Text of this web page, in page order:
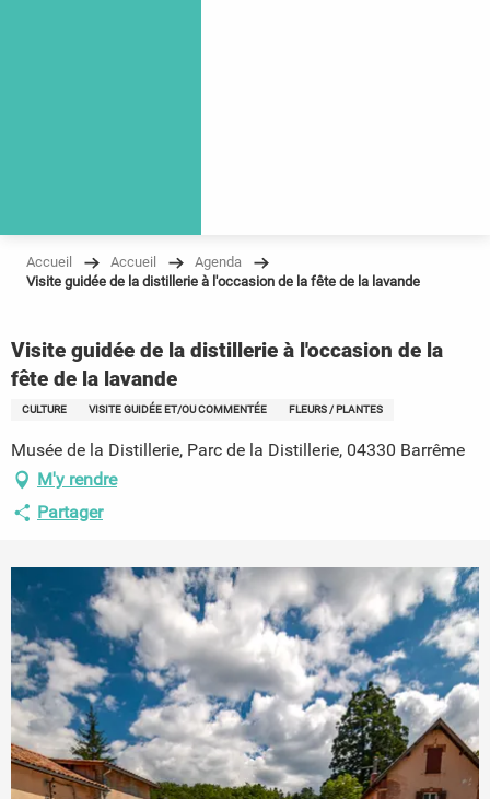
Accueil Accueil
Agenda
Visite guidée de la distillerie à l'occasion de la fête de la lavande
Visite guidée de la distillerie à l'occasion de la
fête de la lavande
CULTURE VISITE GUIDÉE ET/OU COMMENTÉE FLEURS / PLANTES
Musée de la Distillerie, Parc de la Distillerie, 04330 Barrême
M'y rendre
Partager